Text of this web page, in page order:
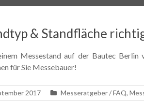
& Standfläche
Messestand auf der Bautec Berlin
für Sie Messebauer!
2017 Messeratgeber / FAQ,